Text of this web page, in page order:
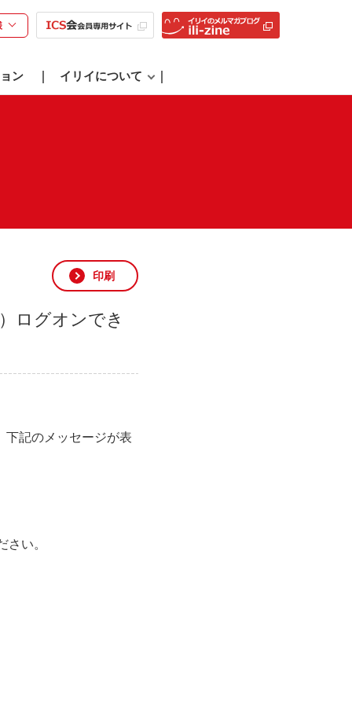
ン イリイについて
印刷
ログオンでき
下記のメッセージが表
さい。